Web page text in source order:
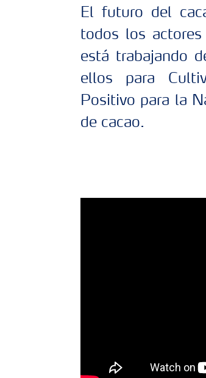
El futuro del
todos los
está trabajando
ellos para
Positivo para la
de cacao.